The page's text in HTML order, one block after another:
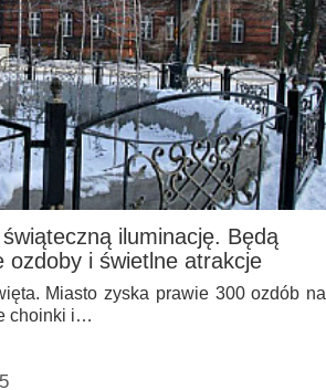
iluminację. Będą
ozdoby i świetlne atrakcje
Miasto zyska prawie 300 ozdób na
choinki i…